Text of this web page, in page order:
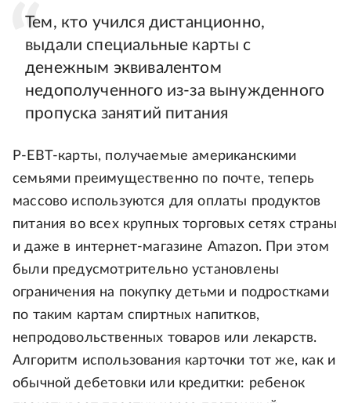
Тем, кто учился дистанционно,
выдали специальные карты с
денежным эквивалентом
недополученного из-за вынужденного
пропуска занятий питания
P-EBT-карты, получаемые американскими
семьями преимущественно по почте, теперь
массово используются для оплаты продуктов
питания во всех крупных торговых сетях страны
и даже в интернет-магазине Amazon. При этом
были предусмотрительно установлены
ограничения на покупку детьми и подростками
по таким картам спиртных напитков,
непродовольственных товаров или лекарств.
Алгоритм использования карточки тот же, как и
обычной дебетовки или кредитки: ребенок